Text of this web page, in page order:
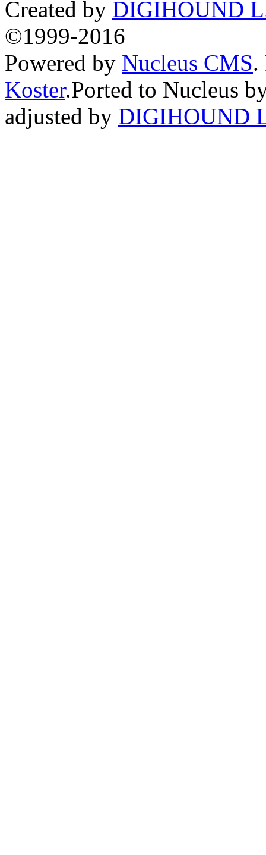
Created by DIGIHOUND
©1999-2016
Powered by Nucleus CMS.
Koster.Ported to Nucleus
adjusted by DIGIHOUND